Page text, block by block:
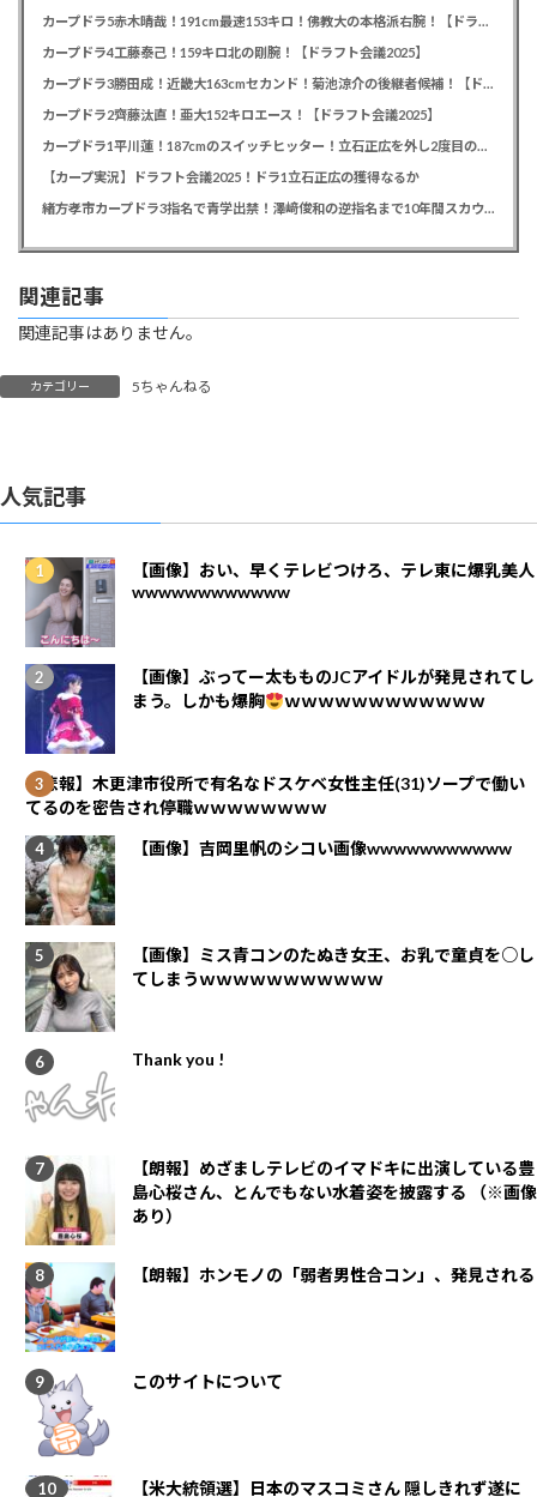
カープドラ5赤木晴哉！191cm最速153キロ！佛教大の本格派右腕！【ドラフト会議2025】
カープドラ4工藤泰己！159キロ北の剛腕！【ドラフト会議2025】
カープドラ3勝田成！近畿大163cmセカンド！菊池涼介の後継者候補！【ドラフト会議2025】
カープドラ2齊藤汰直！亜大152キロエース！【ドラフト会議2025】
カープドラ1平川蓮！187cmのスイッチヒッター！立石正広を外し2度目の重複も新井監督がクジを引き当てる！【ドラフト会議2025】
【カープ実況】ドラフト会議2025！ドラ1立石正広の獲得なるか
緒方孝市カープドラ3指名で青学出禁！澤﨑俊和の逆指名まで10年間スカウト出禁
関連記事
関連記事はありません。
カテゴリー 5ちゃんねる
人気記事
【画像】おい、早くテレビつけろ、テレ東に爆乳美人
wwwwwwwwwwww
【画像】ぶってー太もものJCアイドルが発見されてし
まう。しかも爆胸
ｗｗｗｗｗｗｗｗｗｗｗｗ
【悲報】木更津市役所で有名なドスケベ女性主任(31)ソープで働い
てるのを密告され停職ｗｗｗｗｗｗｗｗ
【画像】吉岡里帆のシコい画像wwwwwwwwwww
【画像】ミス青コンのたぬき女王、お乳で童貞を○し
てしまうｗｗｗｗｗｗｗｗｗｗｗ
Thank you !
【朗報】めざましテレビのイマドキに出演している豊
島心桜さん、とんでもない水着姿を披露する （※画像
あり）
【朗報】ホンモノの「弱者男性合コン」、発見される
このサイトについて
【米大統領選】日本のマスコミさん 隠しきれず遂に